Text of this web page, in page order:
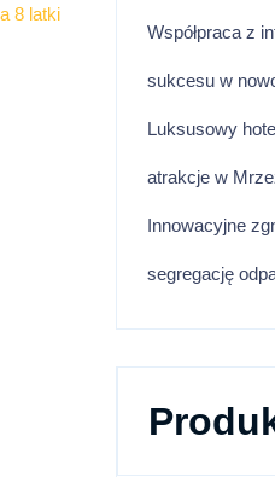
8 latki
Współpraca z
sukcesu w
Luksusowy
atrakcje w
Innowacyjne
segregację